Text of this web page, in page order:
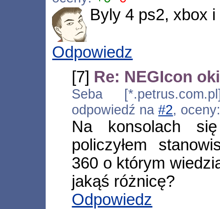
Byly 4 ps2, xbox
Odpowiedz
[7] Re: NEGIcon
Seba
odpowiedź na#2,
Na konsolach
policzyłem
360 o którym
jakąś różnicę?
Odpowiedz